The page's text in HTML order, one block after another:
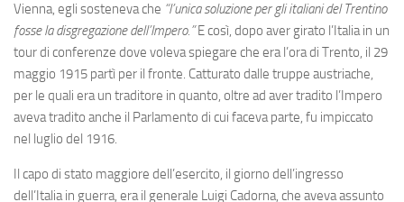
Vienna, egli sosteneva che “l’unica soluzione per gli italiani del Trentino
fosse la disgregazione dell’Impero.”E così, dopo aver girato l’Italia in un
tour di conferenze dove voleva spiegare che era l’ora di Trento, il 29
maggio 1915 partì per il fronte. Catturato dalle truppe austriache,
per le quali era un traditore in quanto, oltre ad aver tradito l’Impero
aveva tradito anche il Parlamento di cui faceva parte, fu impiccato
nel luglio del 1916.
Il capo di stato maggiore dell’esercito, il giorno dell’ingresso
dell’Italia in guerra, era il generale Luigi Cadorna, che aveva assunto